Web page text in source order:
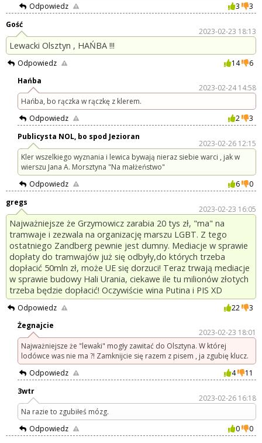
Odpowiedz
3
3
Gość
2023-02-23 18:13
Lewacki Olsztyn , HAŃBA !!!
Odpowiedz 14
6
Hańba
2023-02-24 14:58
Hańba, bo rączka w rączkę z klerem.
Odpowiedz
2
3
Publicysta NOL, bo spod Jezioran
2023-02-26 12:15
Kler wszelkiego wyznania i lewica bywają nieraz siebie warci , jak w
wierszu Jana A. Morsztyna "Na małżeństwo"
Odpowiedz
6
0
gregs
2023-02-23 16:05
Najważniejsze że Grzymowicz zarabia 20 tys zł, "ma" na
tramwaje i zezwala na organizację marszu LGBT. Z tego
ostatniego Zandberg pewnie jest dumny. Mediacje w sprawie
dopłaty do tramwajów już się odbyły,do których trzeba
dopłacić 50mln zł, może UE się dorzuci! Teraz trwają mediacje
w sprawie budowy Hali Urania, ciekawe ile tu milionów złotych
trzeba będzie dopłacić! Oczywiście wina Putina i PIS XD
Odpowiedz 22
3
Żegnajcie
2023-02-23 18:01
Najważniejsze że "lewaki" mogły zawitać do Olsztyna. W której
lodówce was nie ma ?! Zamknijcie się razem z pisem , ja zgubię klucz.
Odpowiedz
4
11
3wtr
2023-02-26 16:18
Na razie to zgubiłeś mózg.
Odpowiedz
0
0